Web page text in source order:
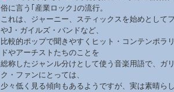
俗に言う｢産業ロック｣の流行。
これは、ジャーニー、スティックスを始めとして
やJ・ガイルズ・バンドなど、
比較的ポップで聞きやすくヒット・コンテンポラ
ドやアーチストたちのことを
総称したジャンル分けとして使う音楽用語で、ガ
ク・ファンにとっては、
少々低く見る傾向もあるようですが、実は素晴ら